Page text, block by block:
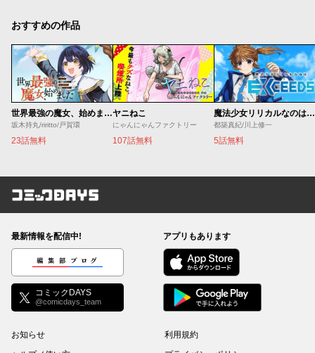
おすすめの作品
世界最強の魔女、始めました ～私だけ『攻略サイト』を見れる世界で自由に生きます～
坂木持丸/riritto/戸賀環
23話無料
ヤニねこ
にゃんにゃんファクトリー
107話無料
魔法少女リリカルなのは EXCEEDS
都築真紀/川上修一
5話無料
コミックDAYS
最新情報を配信中!
編集部ブログ
コミックDAYS
@comicdays_team
アプリもあります
お知らせ
利用規約